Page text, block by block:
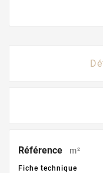
Référence m²
Fiche technique